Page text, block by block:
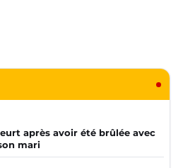
après avoir été brûlée avec
mari